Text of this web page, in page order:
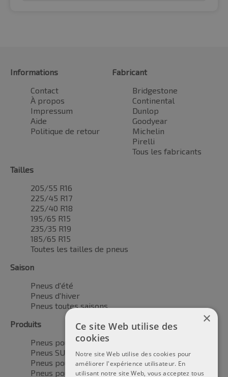
Informations
Contact
À propos
Impressum
Aide
Politique de retour
Fabricant
Bridgestone
Continental
Dunlop
Goodyear
Michelin
Pirelli
Tous les fabricants
Tailles
205/55 R16
225/45 R17
225/40 R18
195/65 R15
235/35 R19
185/65 R15
Toutes les tailles de pneus
Saison
Pneus d'été
Pneus d'hiver
Pneus toutes saisons
Produits
Pneus pour voitures
Pneus SUV / 4x4
Pneus pour camionnettes
Pneus pour motos
×
Ce site Web utilise des
cookies
Notre site Web utilise des cookies pour
améliorer l'expérience utilisateur. En
utilisant notre site Web, vous acceptez tous